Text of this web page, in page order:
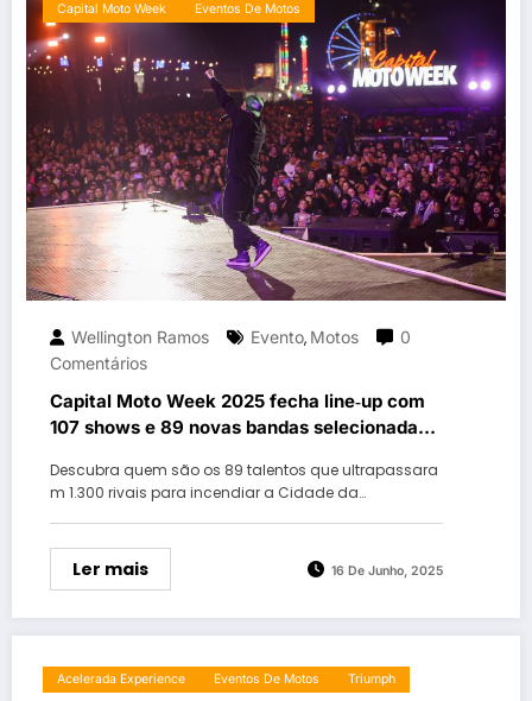
Capital Moto Week Eventos De Motos
Wellington Ramos Evento, Motos
0
Comentários
Capital Moto Week 2025 fecha line‑up com
107 shows e 89 novas bandas selecionadas
Descubra quem são os 89 talentos que ultrapassara
m 1.300 rivais para incendiar a Cidade da…
Ler mais 16 De Junho, 2025
Acelerada Experience Eventos De Motos Triumph